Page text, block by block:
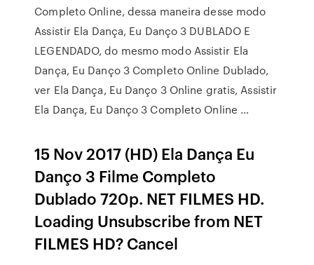
Completo Online, dessa maneira desse modo
Assistir Ela Dança, Eu Danço 3 DUBLADO E
LEGENDADO, do mesmo modo Assistir Ela
Dança, Eu Danço 3 Completo Online Dublado,
ver Ela Dança, Eu Danço 3 Online gratis, Assistir
Ela Dança, Eu Danço 3 Completo Online …
15 Nov 2017 (HD) Ela Dança Eu
Danço 3 Filme Completo
Dublado 720p. NET FILMES HD.
Loading Unsubscribe from NET
FILMES HD? Cancel